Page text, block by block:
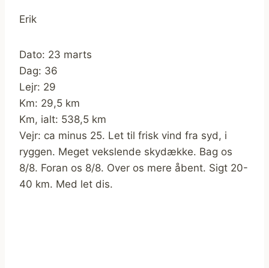
Erik
Dato: 23 marts
Dag: 36
Lejr: 29
Km: 29,5 km
Km, ialt: 538,5 km
Vejr: ca minus 25. Let til frisk vind fra syd, i
ryggen. Meget vekslende skydække. Bag os
8/8. Foran os 8/8. Over os mere åbent. Sigt 20-
40 km. Med let dis.